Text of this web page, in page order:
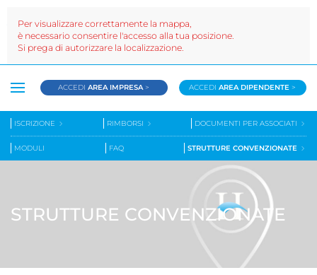
ACCEDIAREA IMPRESA > ACCEDIAREA DIPENDENTE >
ISCRIZIONE RIMBORSI DOCUMENTI PER ASSOCIATI
MODULI FAQ STRUTTURE CONVENZIONATE
STRUTTURE CONVENZIONATE
Per visualizzare correttamente la mappa,
è necessario consentire l'accesso alla tua posizione.
Si prega di autorizzare la localizzazione.